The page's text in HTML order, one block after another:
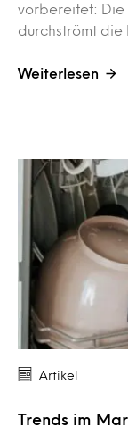
vorbereitet: Die
durchströmt die
Weiterlesen
Artikel
Trends im